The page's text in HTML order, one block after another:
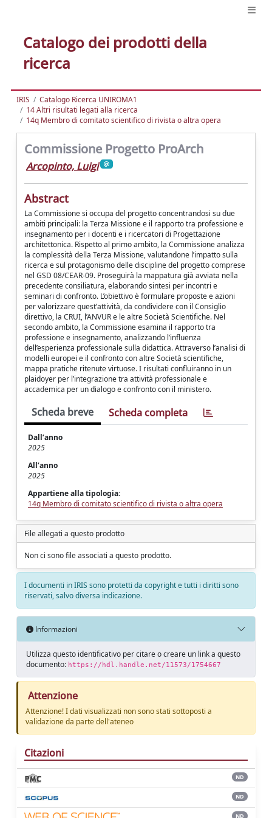
Catalogo dei prodotti della
ricerca
IRIS
Catalogo Ricerca UNIROMA1
14 Altri risultati legati alla ricerca
14q Membro di comitato scientifico di rivista o altra opera
Commissione Progetto ProArch
Arcopinto, Luigi
Abstract
La Commissione si occupa del progetto concentrandosi su due
ambiti principali: la Terza Missione e il rapporto tra professione e
insegnamento per i docenti e i ricercatori di Progettazione
architettonica. Rispetto al primo ambito, la Commissione analizza
la complessità della Terza Missione, valutandone l’impatto sulla
ricerca e sul protagonismo delle discipline del progetto comprese
nel GSD 08/CEAR-09. Proseguirà la mappatura già avviata nella
precedente consiliatura, elaborando sintesi per incontri e
seminari di confronto. L’obiettivo è formulare proposte e azioni
per valorizzare quest’attività, da condividere con il Consiglio
direttivo, la CRUI, l’ANVUR e le altre Società Scientifiche. Nel
secondo ambito, la Commissione esamina il rapporto tra
professione e insegnamento, analizzando l’influenza
dell’esperienza professionale sulla didattica. Attraverso l’analisi di
modelli europei e il confronto con altre Società scientifiche,
mappa pratiche ritenute virtuose. I risultati confluiranno in un
plaidoyer per l’integrazione tra attività professionale e
accademica per un dialogo e confronto con il ministero.
Scheda breve Scheda completa
Dall’anno
2025
All’anno
2025
Appartiene alla tipologia:
14q Membro di comitato scientifico di rivista o altra opera
File allegati a questo prodotto
Non ci sono file associati a questo prodotto.
I documenti in IRIS sono protetti da copyright e tutti i diritti sono
riservati, salvo diversa indicazione.
Informazioni
Utilizza questo identificativo per citare o creare un link a questo
documento: https://hdl.handle.net/11573/1754667
Attenzione
Attenzione! I dati visualizzati non sono stati sottoposti a
validazione da parte dell'ateneo
Citazioni
ND
ND
ND